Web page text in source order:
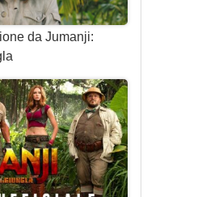
da Jumanji: